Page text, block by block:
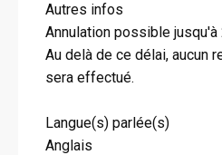
Autres infos
Annulation possible jusqu'à
Au delà de ce délai, aucun
sera effectué.
Langue(s) parlée(s)
Anglais